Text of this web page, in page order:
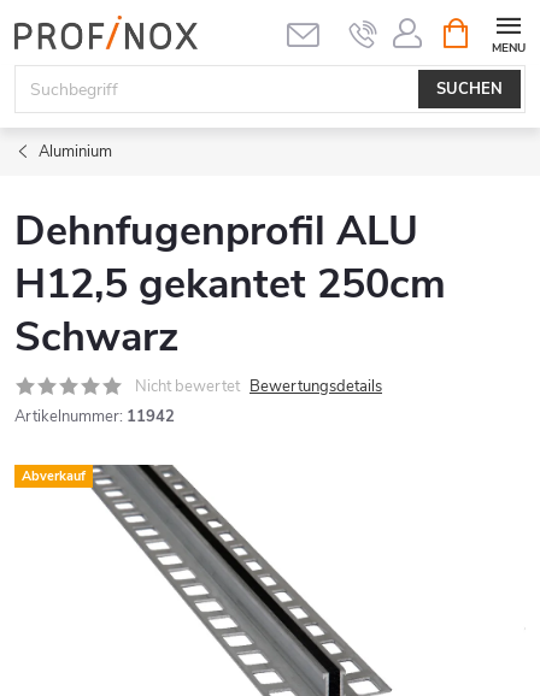
Inhalt
springen
SUCHEN
Aluminium
Dehnfugenprofil ALU
H12,5 gekantet 250cm
Schwarz
Nicht bewertet Bewertungsdetails
Artikelnummer: 11942
Abverkauf